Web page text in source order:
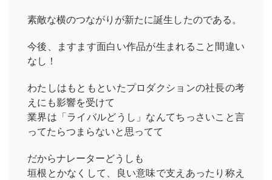
素敵な横のつながりが新たに誕生したのである。
今後、ますます面白い作品が生まれること間違い
なし！
わたしはもともといたプロダクションの社長の考
えにも影響を受けて
業界は「ライバルどうし」なんてちっさいこと言
ってたらつまらないと思ってて
だからナレーターどうしも
垣根とかなくして、良い意味で支えあったり称え